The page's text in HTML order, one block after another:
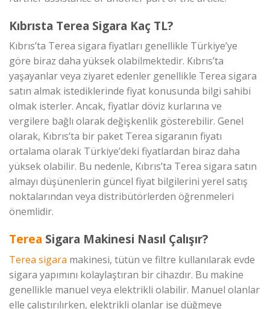
Kıbrısta Terea Sigara Kaç TL?
Kıbrıs’ta Terea sigara fiyatları genellikle Türkiye’ye
göre biraz daha yüksek olabilmektedir. Kıbrıs’ta
yaşayanlar veya ziyaret edenler genellikle Terea sigara
satın almak istediklerinde fiyat konusunda bilgi sahibi
olmak isterler. Ancak, fiyatlar döviz kurlarına ve
vergilere bağlı olarak değişkenlik gösterebilir. Genel
olarak, Kıbrıs’ta bir paket Terea sigaranın fiyatı
ortalama olarak Türkiye’deki fiyatlardan biraz daha
yüksek olabilir. Bu nedenle, Kıbrıs’ta Terea sigara satın
almayı düşünenlerin güncel fiyat bilgilerini yerel satış
noktalarından veya distribütörlerden öğrenmeleri
önemlidir.
Terea Sigara Makinesi Nasıl Çalışır?
Terea sigara makinesi, tütün ve filtre kullanılarak evde
sigara yapımını kolaylaştıran bir cihazdır. Bu makine
genellikle manuel veya elektrikli olabilir. Manuel olanlar
elle çalıştırılırken, elektrikli olanlar ise düğmeye